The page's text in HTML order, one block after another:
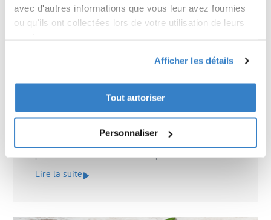
avec d'autres informations que vous leur avez fournies
ou qu'ils ont collectées lors de votre utilisation de leurs
Afficher les détails
Tout autoriser
Personnaliser
Transformation durable des
équipements de formation et de traitement pour
les premiers secours, s'est associé au groupe VPK
et à By North pour révolutionner l'emballage de
ses simulateurs de patients avancés, SimMan. Ces
professionnels de santé à des procédures
médicales réalistes, bénéficient désormais d'une
Lire la suite